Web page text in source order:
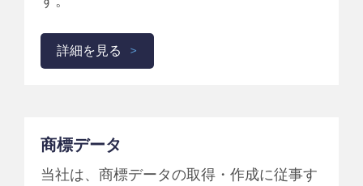
詳細を見る
商標データ
当社は、商標データの取得・作成に従事す